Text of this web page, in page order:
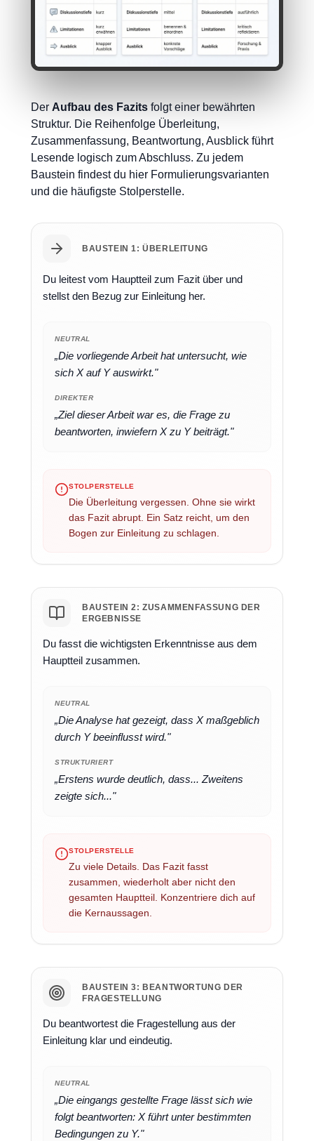
Der Aufbau des Fazits folgt einer bewährten
Struktur. Die Reihenfolge Überleitung,
Zusammenfassung, Beantwortung, Ausblick führt
Lesende logisch zum Abschluss. Zu jedem
Baustein findest du hier Formulierungsvarianten
und die häufigste Stolperstelle.
BAUSTEIN 1: ÜBERLEITUNG
Du leitest vom Hauptteil zum Fazit über und
stellst den Bezug zur Einleitung her.
NEUTRAL
„Die vorliegende Arbeit hat untersucht, wie
sich X auf Y auswirkt."
DIREKTER
„Ziel dieser Arbeit war es, die Frage zu
beantworten, inwiefern X zu Y beiträgt."
STOLPERSTELLE
Die Überleitung vergessen. Ohne sie wirkt
das Fazit abrupt. Ein Satz reicht, um den
Bogen zur Einleitung zu schlagen.
BAUSTEIN 2: ZUSAMMENFASSUNG DER
ERGEBNISSE
Du fasst die wichtigsten Erkenntnisse aus dem
Hauptteil zusammen.
NEUTRAL
„Die Analyse hat gezeigt, dass X maßgeblich
durch Y beeinflusst wird."
STRUKTURIERT
„Erstens wurde deutlich, dass... Zweitens
zeigte sich..."
STOLPERSTELLE
Zu viele Details. Das Fazit fasst
zusammen, wiederholt aber nicht den
gesamten Hauptteil. Konzentriere dich auf
die Kernaussagen.
BAUSTEIN 3: BEANTWORTUNG DER
FRAGESTELLUNG
Du beantwortest die Fragestellung aus der
Einleitung klar und eindeutig.
NEUTRAL
„Die eingangs gestellte Frage lässt sich wie
folgt beantworten: X führt unter bestimmten
Bedingungen zu Y."